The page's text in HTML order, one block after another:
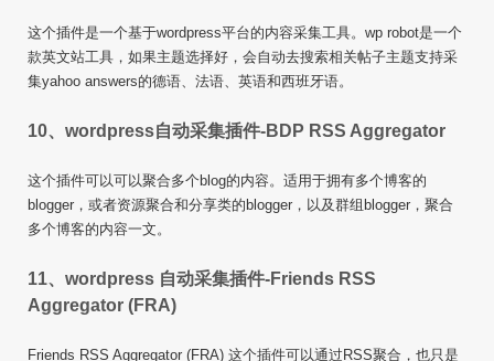
这个插件是一个基于wordpress平台的内容采集工具。wp robot是一个
款英文站工具，如果主题选择好，会自动去搜索相关帖子主题支持采
集yahoo answers的德语、法语、英语和西班牙语。
10、wordpress自动采集插件-BDP RSS Aggregator
这个插件可以可以聚合多个blog的内容。适用于拥有多个博客的
blogger，或者资源聚合和分享类的blogger，以及群组blogger，聚合
多个博客的内容一文。
11、wordpress 自动采集插件-Friends RSS
Aggregator (FRA)
Friends RSS Aggregator (FRA) 这个插件可以通过RSS聚合，也只是